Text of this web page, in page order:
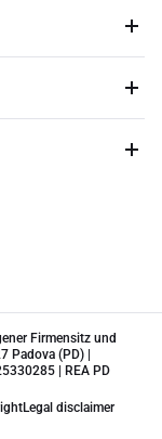
Firmensitz und
Padova (PD) |
| REA PD
Legal disclaimer